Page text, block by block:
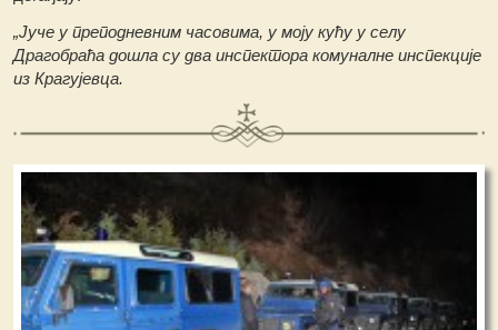
„Јуче у преподневним часовима, у моју кућу у селу
Драгобраћа дошла су два инспектора комуналне инспекције
из Крагујевца.